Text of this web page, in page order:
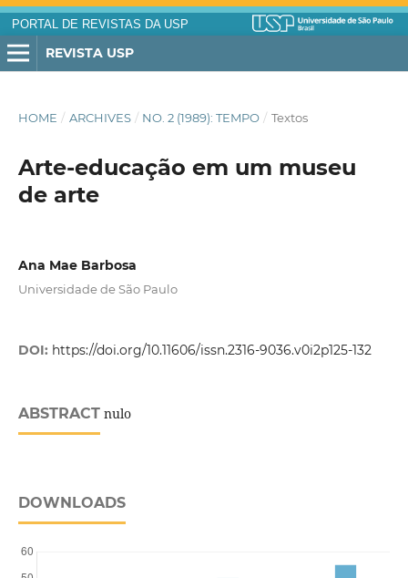
PORTAL DE REVISTAS DA USP
REVISTA USP
HOME / ARCHIVES / NO. 2 (1989): TEMPO / Textos
Arte-educação em um museu
de arte
Ana Mae Barbosa
Universidade de São Paulo
DOI: https://doi.org/10.11606/issn.2316-9036.v0i2p125-132
ABSTRACTnulo
DOWNLOADS